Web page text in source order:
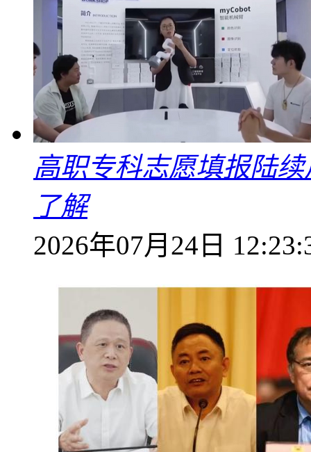
高职专科志愿填报陆
了解
2026年07月24日